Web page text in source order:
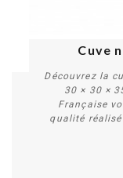
Cuve
Découvrez la
30 × 30 ×
Française
qualité